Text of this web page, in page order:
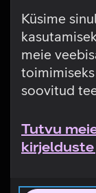
Küsime
meie
soovitud
Tutvu